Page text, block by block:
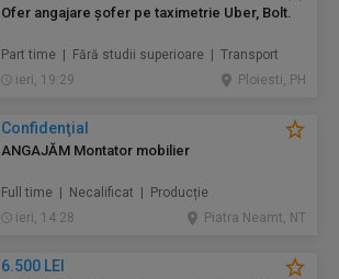
Ofer angajare șofer pe taximetrie Uber, Bolt.
Part time | Fără studii superioare | Transport
ieri, 19:29
Ploiesti, PH
Confidenţial
ANGAJĂM Montator mobilier
Full time | Necalificat | Producție
ieri, 14:28
Piatra Neamt, NT
6.500 LEI